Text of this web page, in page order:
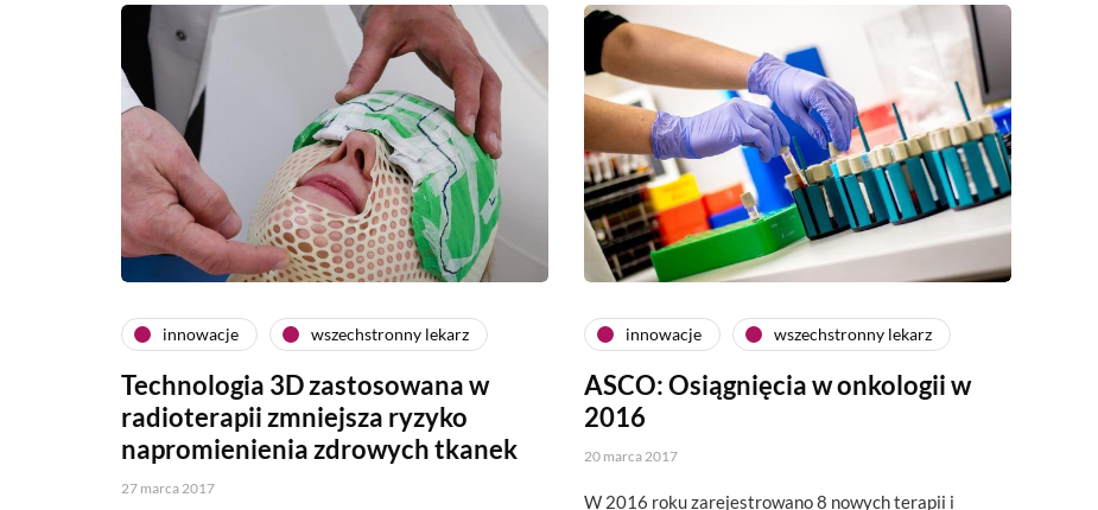
innowacje wszechstronny lekarz
Technologia 3D zastosowana w
radioterapii zmniejsza ryzyko
napromienienia zdrowych tkanek
27 marca 2017
innowacje wszechstronny lekarz
ASCO: Osiągnięcia w onkologii w
2016
20 marca 2017
W 2016 roku zarejestrowano 8 nowych terapii i